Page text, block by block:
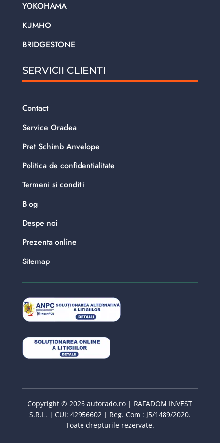
YOKOHAMA
KUMHO
BRIDGESTONE
SERVICII CLIENTI
Contact
Service Oradea
Pret Schimb Anvelope
Politica de confidentialitate
Termeni si conditii
Blog
Despe noi
Prezenta online
Sitemap
Copyright © 2026 autorado.ro | RAFADOM INVEST
S.R.L. | CUI: 42956602 | Reg. Com : J5/1489/2020.
Toate drepturile rezervate.